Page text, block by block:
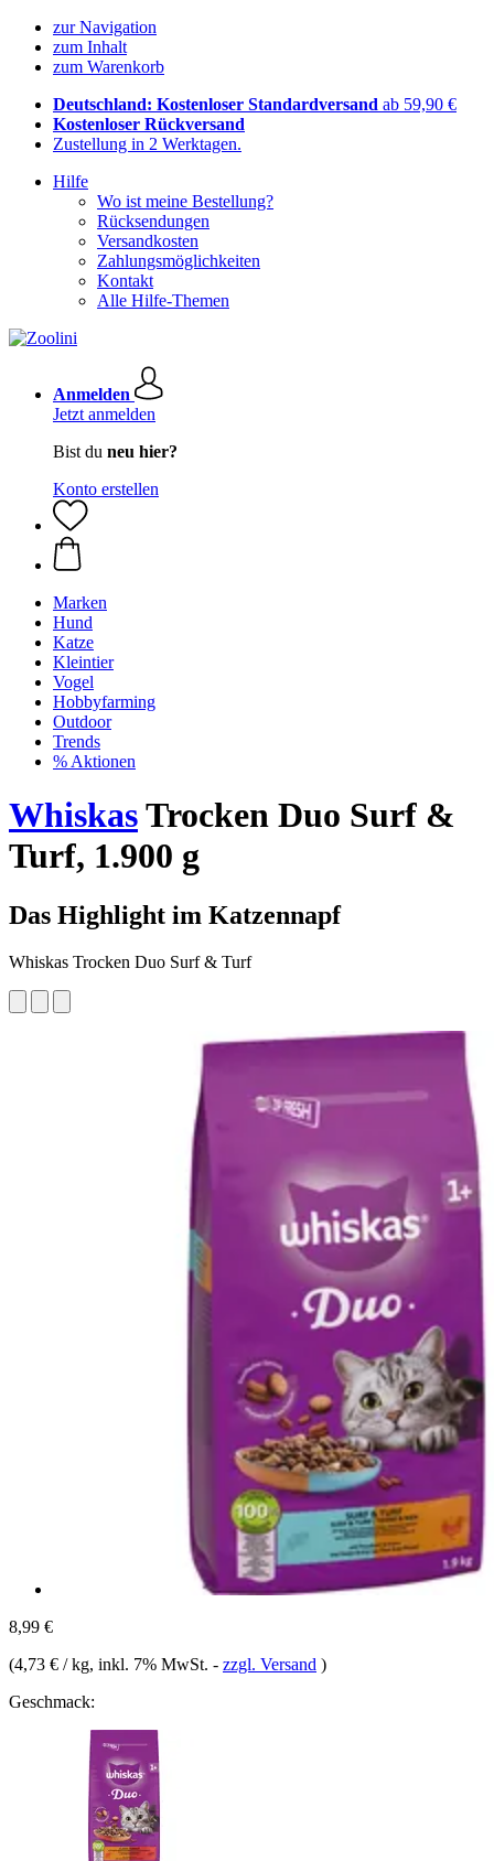
zur Navigation
zum Inhalt
zum Warenkorb
Deutschland: Kostenloser Standardversand ab 59,90 €
Kostenloser Rückversand
Zustellung in 2 Werktagen.
Hilfe
Wo ist meine Bestellung?
Rücksendungen
Versandkosten
Zahlungsmöglichkeiten
Kontakt
Alle Hilfe-Themen
Anmelden
Jetzt anmelden
Bist du neu hier?
Konto erstellen
Marken
Hund
Katze
Kleintier
Vogel
Hobbyfarming
Outdoor
Trends
% Aktionen
WhiskasTrocken Duo Surf &
Turf, 1.900 g
Das Highlight im Katzennapf
Whiskas Trocken Duo Surf & Turf
8,99 €
(4,73 € / kg, inkl. 7% MwSt. - zzgl. Versand )
Geschmack: